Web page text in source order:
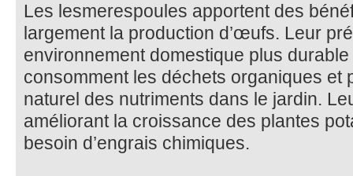
Les lesmerespoules apportent des
largement la production d’œufs. Leur
environnement domestique plus
consomment les déchets organiques et
naturel des nutriments dans le jardin.
améliorant la croissance des plantes
besoin d’engrais chimiques.